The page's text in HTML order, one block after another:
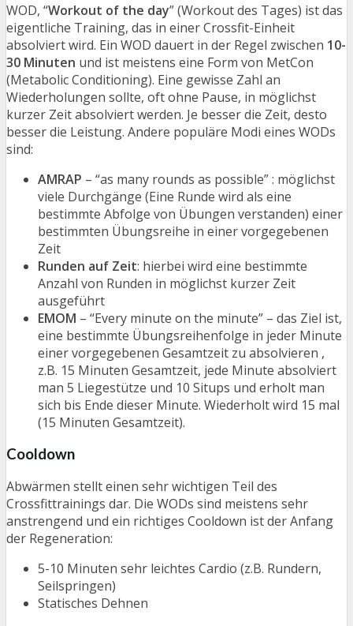
WOD, “Workout of the day” (Workout des Tages) ist das
eigentliche Training, das in einer Crossfit-Einheit
absolviert wird. Ein WOD dauert in der Regel zwischen 10-
30 Minuten und ist meistens eine Form von MetCon
(Metabolic Conditioning). Eine gewisse Zahl an
Wiederholungen sollte, oft ohne Pause, in möglichst
kurzer Zeit absolviert werden. Je besser die Zeit, desto
besser die Leistung. Andere populäre Modi eines WODs
sind:
AMRAP – “as many rounds as possible” : möglichst
viele Durchgänge (Eine Runde wird als eine
bestimmte Abfolge von Übungen verstanden) einer
bestimmten Übungsreihe in einer vorgegebenen
Zeit
Runden auf Zeit: hierbei wird eine bestimmte
Anzahl von Runden in möglichst kurzer Zeit
ausgeführt
EMOM – “Every minute on the minute” – das Ziel ist,
eine bestimmte Übungsreihenfolge in jeder Minute
einer vorgegebenen Gesamtzeit zu absolvieren ,
z.B. 15 Minuten Gesamtzeit, jede Minute absolviert
man 5 Liegestütze und 10 Situps und erholt man
sich bis Ende dieser Minute. Wiederholt wird 15 mal
(15 Minuten Gesamtzeit).
Cooldown
Abwärmen stellt einen sehr wichtigen Teil des
Crossfittrainings dar. Die WODs sind meistens sehr
anstrengend und ein richtiges Cooldown ist der Anfang
der Regeneration:
5-10 Minuten sehr leichtes Cardio (z.B. Rundern,
Seilspringen)
Statisches Dehnen